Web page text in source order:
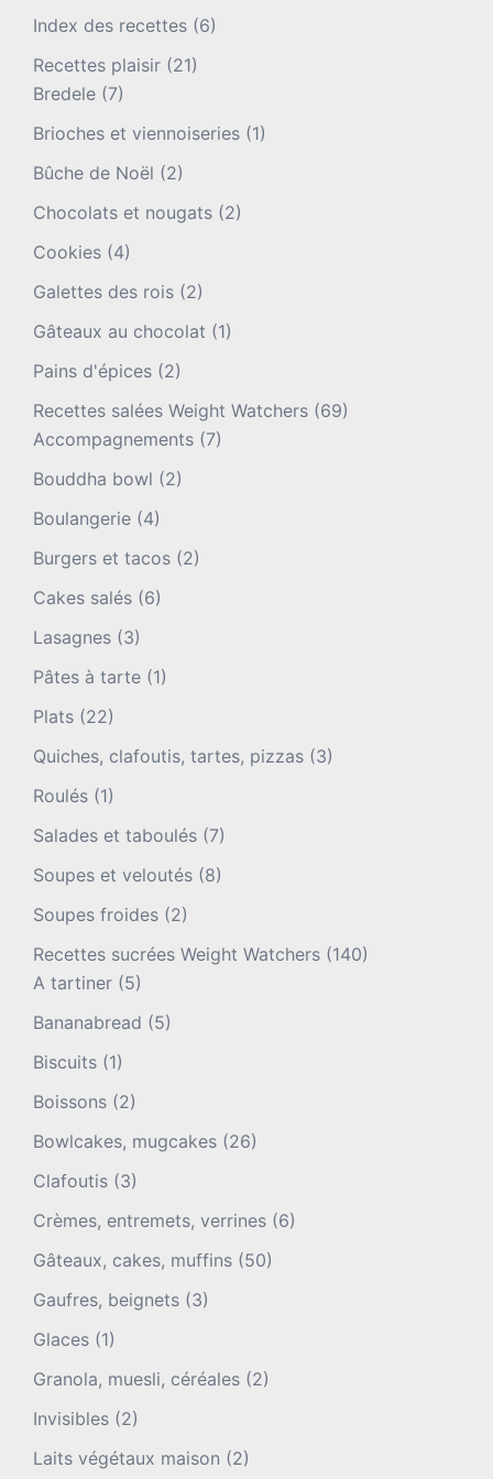
Index des recettes (6)
Recettes plaisir (21)
Bredele (7)
Brioches et viennoiseries (1)
Bûche de Noël (2)
Chocolats et nougats (2)
Cookies (4)
Galettes des rois (2)
Gâteaux au chocolat (1)
Pains d'épices (2)
Recettes salées Weight Watchers (69)
Accompagnements (7)
Bouddha bowl (2)
Boulangerie (4)
Burgers et tacos (2)
Cakes salés (6)
Lasagnes (3)
Pâtes à tarte (1)
Plats (22)
Quiches, clafoutis, tartes, pizzas (3)
Roulés (1)
Salades et taboulés (7)
Soupes et veloutés (8)
Soupes froides (2)
Recettes sucrées Weight Watchers (140)
A tartiner (5)
Bananabread (5)
Biscuits (1)
Boissons (2)
Bowlcakes, mugcakes (26)
Clafoutis (3)
Crèmes, entremets, verrines (6)
Gâteaux, cakes, muffins (50)
Gaufres, beignets (3)
Glaces (1)
Granola, muesli, céréales (2)
Invisibles (2)
Laits végétaux maison (2)